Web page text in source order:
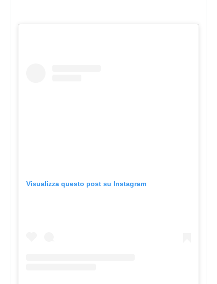
Visualizza questo post su Instagram